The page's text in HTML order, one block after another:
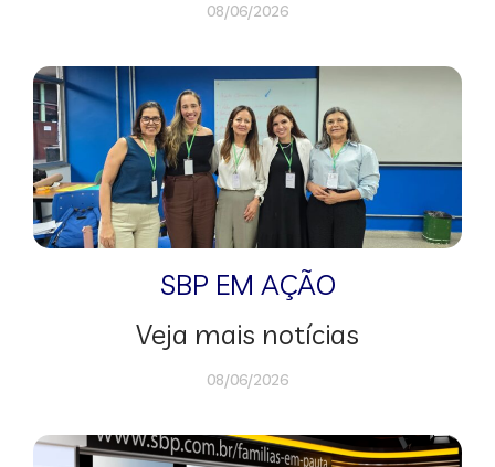
08/06/2026
SBP EM AÇÃO
Veja mais notícias
08/06/2026